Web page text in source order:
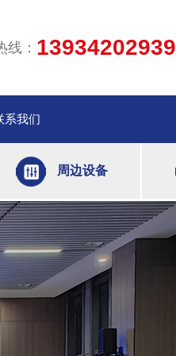
线： 13934202939
系我们
周边设备